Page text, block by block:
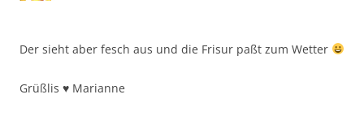
Der sieht aber fesch aus und die Frisur paßt zum Wetter
Grüßlis ♥ Marianne